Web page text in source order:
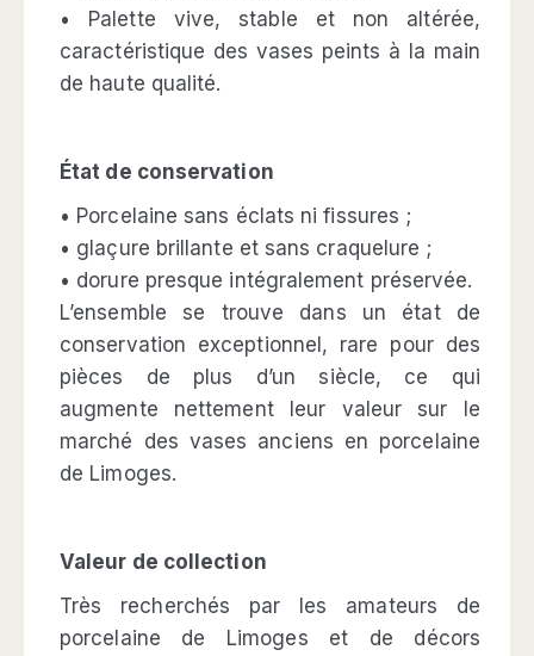
• Palette vive, stable et non altérée,
caractéristique des vases peints à la main
de haute qualité.
État de conservation
• Porcelaine sans éclats ni fissures ;
• glaçure brillante et sans craquelure ;
• dorure presque intégralement préservée.
L’ensemble se trouve dans un état de
conservation exceptionnel, rare pour des
pièces de plus d’un siècle, ce qui
augmente nettement leur valeur sur le
marché des vases anciens en porcelaine
de Limoges.
Valeur de collection
Très recherchés par les amateurs de
porcelaine de Limoges et de décors